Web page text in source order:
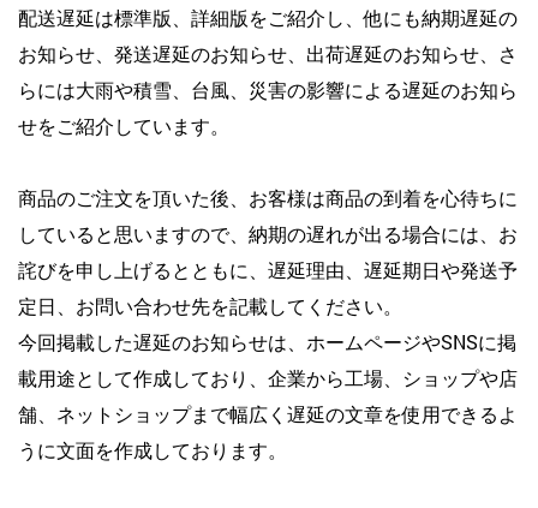
配送遅延は標準版、詳細版をご紹介し、他にも納期遅延の
お知らせ、発送遅延のお知らせ、出荷遅延のお知らせ、さ
らには大雨や積雪、台風、災害の影響による遅延のお知ら
せをご紹介しています。
商品のご注文を頂いた後、お客様は商品の到着を心待ちに
していると思いますので、納期の遅れが出る場合には、お
詫びを申し上げるとともに、遅延理由、遅延期日や発送予
定日、お問い合わせ先を記載してください。
今回掲載した遅延のお知らせは、ホームページやSNSに掲
載用途として作成しており、企業から工場、ショップや店
舗、ネットショップまで幅広く遅延の文章を使用できるよ
うに文面を作成しております。